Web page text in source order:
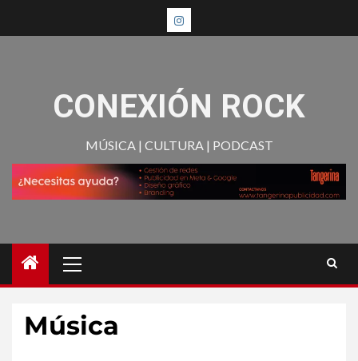
CONEXIÓN ROCK
MÚSICA | CULTURA | PODCAST
Música